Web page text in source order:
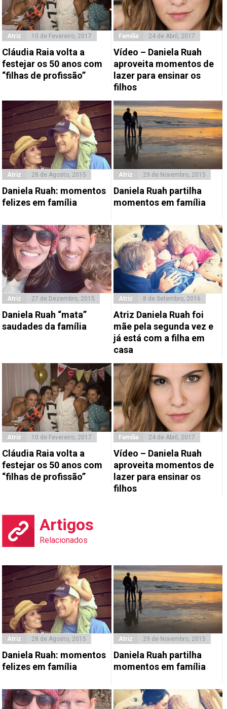
Atriz 10 de Fevereiro, 2017
Cláudia Raia volta a
festejar os 50 anos com
“filhas de profissão”
Família 24 de Abril, 2017
Vídeo – Daniela Ruah
aproveita momentos de
lazer para ensinar os
filhos
Atriz 28 de Agosto, 2015
Daniela Ruah: momentos
felizes em família
Atriz 29 de Novembro, 2015
Daniela Ruah partilha
momentos em família
Atriz 27 de Dezembro, 2015
Daniela Ruah “mata”
saudades da família
Atriz 8 de Setembro, 2016
Atriz Daniela Ruah foi
mãe pela segunda vez e
já está com a filha em
casa
Atriz 10 de Fevereiro, 2017
Cláudia Raia volta a
festejar os 50 anos com
“filhas de profissão”
Família 24 de Abril, 2017
Vídeo – Daniela Ruah
aproveita momentos de
lazer para ensinar os
filhos
Artigos
Relacionados
Atriz 28 de Agosto, 2015
Daniela Ruah: momentos
felizes em família
Atriz 29 de Novembro, 2015
Daniela Ruah partilha
momentos em família